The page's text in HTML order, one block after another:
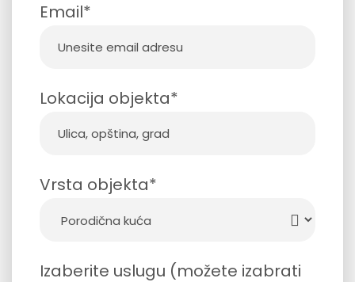
Email*
Lokacija objekta*
Vrsta objekta*
Izaberite uslugu (možete izabrati